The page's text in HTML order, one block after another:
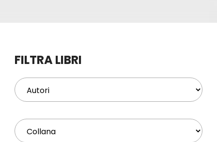
Profilo
FILTRA LIBRI